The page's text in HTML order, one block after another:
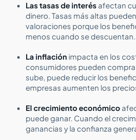
Las tasas de interés afectan
dinero. Tasas más altas
valoraciones porque los
menos cuando se descuentan.
La inflación impacta en los
consumidores pueden
sube, puede reducir los
empresas aumenten los
El crecimiento económico
puede ganar. Cuando el
ganancias y la confianza